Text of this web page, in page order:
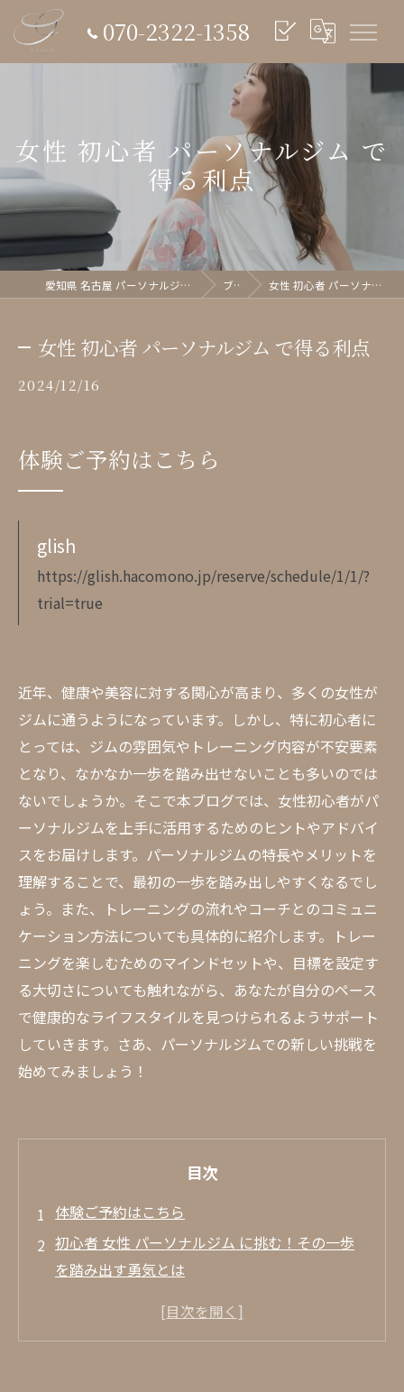
070-2322-1358
女性 初心者 パーソナルジム で
得る利点
愛知県 名古屋 パーソナルジム glish《グリッシュ》 ブログ 女性 初心者 パーソナルジム で得る利点
女性 初心者 パーソナルジム で得る利点
2024/12/16
体験ご予約はこちら
glish
https://glish.hacomono.jp/reserve/schedule/1/1/?
trial=true
近年、健康や美容に対する関心が高まり、多くの女性が
ジムに通うようになっています。しかし、特に初心者に
とっては、ジムの雰囲気やトレーニング内容が不安要素
となり、なかなか一歩を踏み出せないことも多いのでは
ないでしょうか。そこで本ブログでは、女性初心者がパ
ーソナルジムを上手に活用するためのヒントやアドバイ
スをお届けします。パーソナルジムの特長やメリットを
理解することで、最初の一歩を踏み出しやすくなるでし
ょう。また、トレーニングの流れやコーチとのコミュニ
ケーション方法についても具体的に紹介します。トレー
ニングを楽しむためのマインドセットや、目標を設定す
る大切さについても触れながら、あなたが自分のペース
で健康的なライフスタイルを見つけられるようサポート
していきます。さあ、パーソナルジムでの新しい挑戦を
始めてみましょう！
目次
体験ご予約はこちら
初心者 女性 パーソナルジム に挑む！その一歩
を踏み出す勇気とは
ジム 初心者 女性 の不安を解消する！パーソナ
ルジムの特長を徹底解説